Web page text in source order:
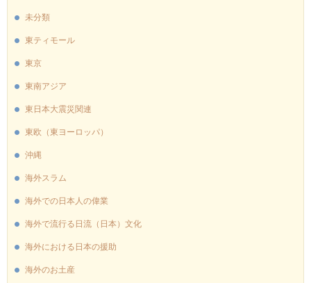
未分類
東ティモール
東京
東南アジア
東日本大震災関連
東欧（東ヨーロッパ）
沖縄
海外スラム
海外での日本人の偉業
海外で流行る日流（日本）文化
海外における日本の援助
海外のお土産